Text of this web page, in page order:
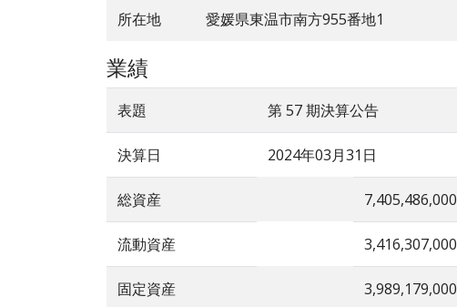
所在地 愛媛県東温市南方955番地1
業績
表題 第 57 期決算公告
決算日 2024年03月31日
総資産 7,405,486,000
流動資産 3,416,307,000
固定資産 3,989,179,000